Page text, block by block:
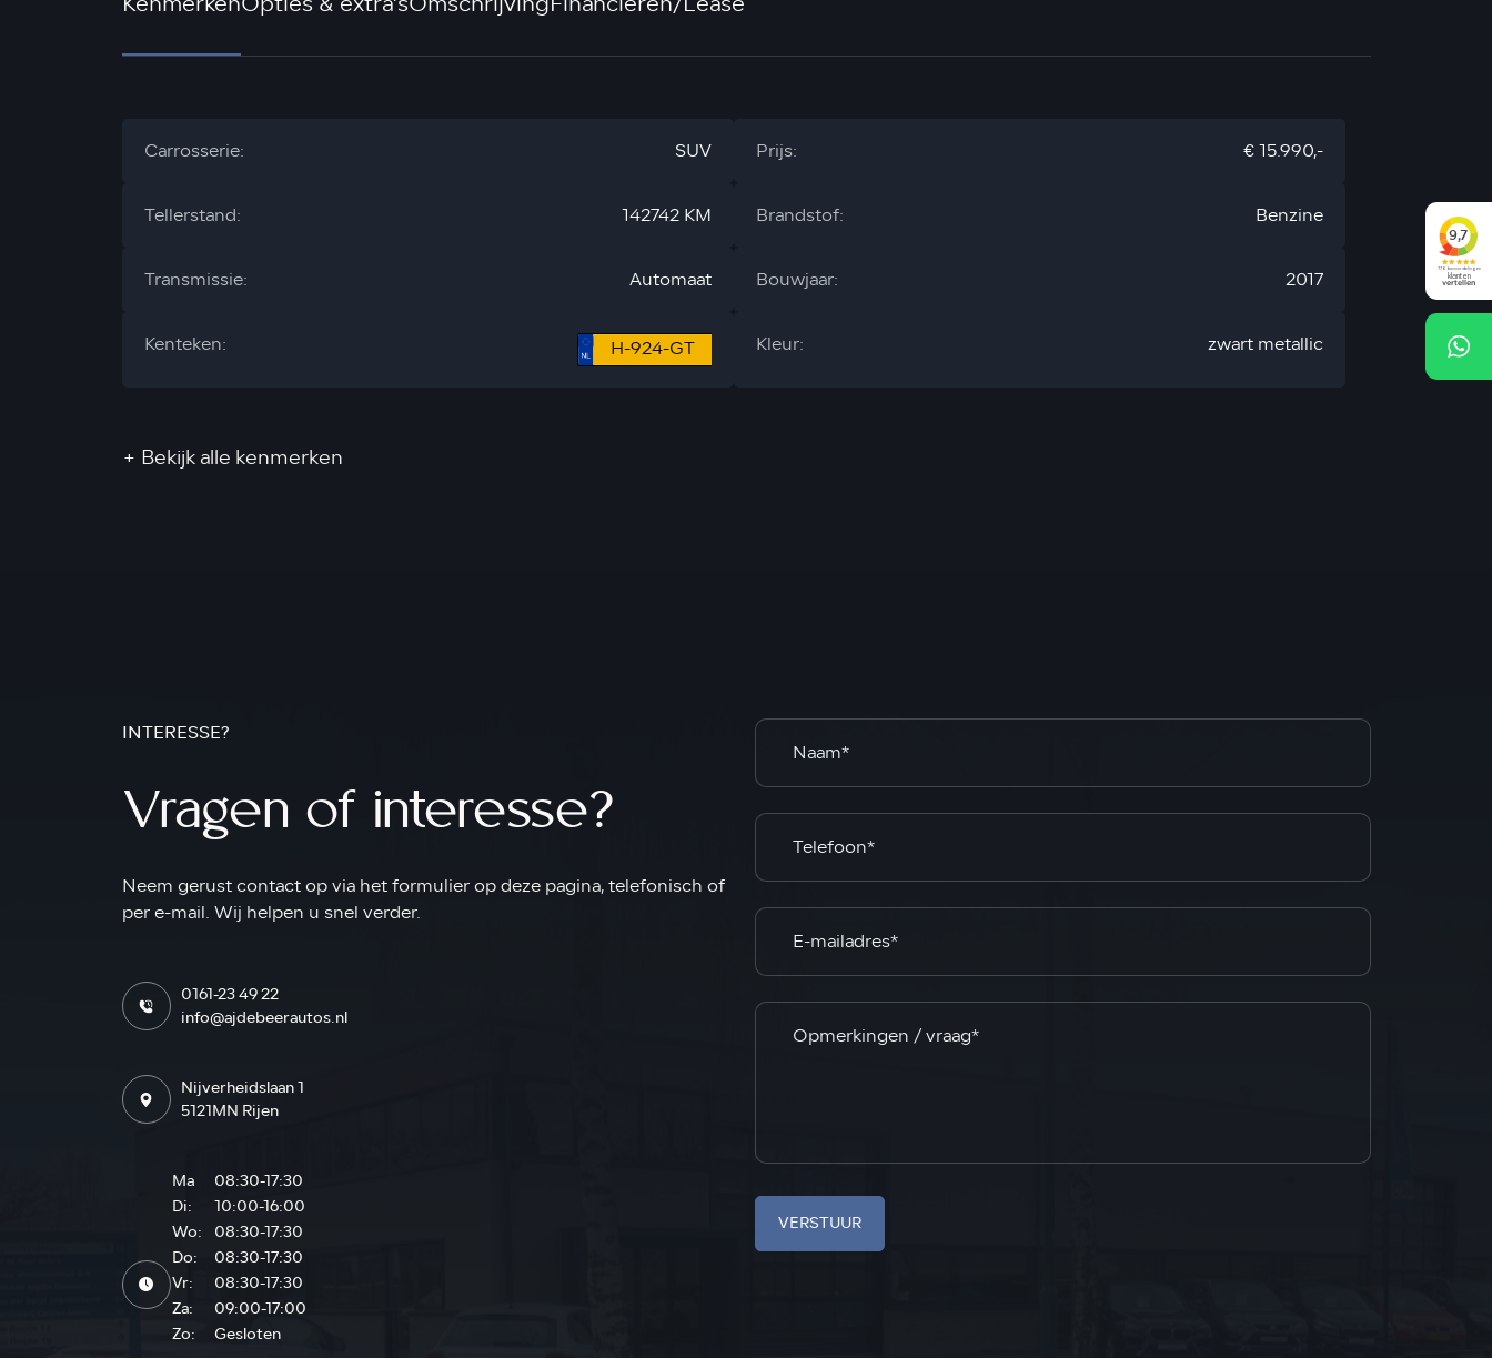
Carrosserie: SUV Prijs: € 15.990,-
Tellerstand: 142742 KM Brandstof: Benzine
Transmissie: Automaat Bouwjaar: 2017
Kenteken: H-924-GT Kleur: zwart metallic
+ Bekijk alle kenmerken
INTERESSE?
Vragen of interesse?
Neem gerust contact op via het formulier op deze pagina, telefonisch of
per e-mail. Wij helpen u snel verder.
0161-23 49 22
info@ajdebeerautos.nl
Nijverheidslaan 1
5121MN Rijen
Ma
08:30-17:30
Di:
10:00-16:00
Wo:
08:30-17:30
Do:
08:30-17:30
Vr:
08:30-17:30
Za:
09:00-17:00
Zo:
Gesloten
VERSTUUR